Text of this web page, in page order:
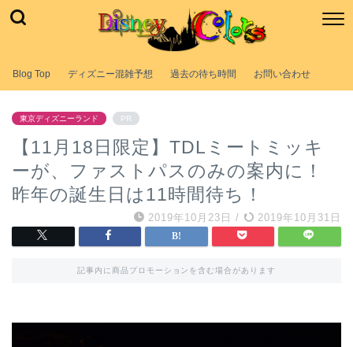
Blog Top ディズニー混雑予想 過去の待ち時間 お問い合わせ
東京ディズニーランド PR
【11月18日限定】TDLミートミッキ
ーが、ファストパスのみの案内に！
昨年の誕生日は11時間待ち！
2019年10月23日 / 2019年10月31日
記事内に商品プロモーションを含む場合があります